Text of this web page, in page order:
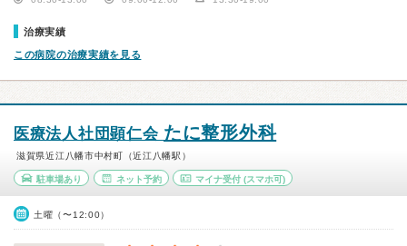
治療実績
この病院の治療実績を見る
医療法人社団顕仁会 たに整形外科
滋賀県近江八幡市中村町（近江八幡駅）
駐車場あり ネット予約 マイナ受付 (スマホ可)
土曜（〜12:00）